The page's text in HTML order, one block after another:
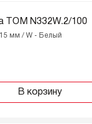
ТОМ N332W.2/100
мм / W - Белый
В корзину